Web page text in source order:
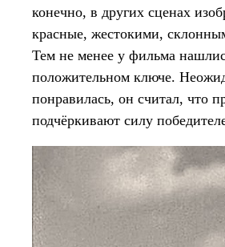
конечно, в других сценах
красные, жестокими,
Тем не менее у фильма
положительном ключе.
понравилась, он считал, что
подчёркивают силу